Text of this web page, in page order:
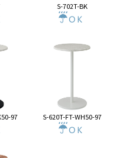
S-702T-BK
97 S-620T-FT-WH50-97